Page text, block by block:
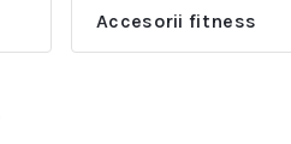
Accesorii fitness